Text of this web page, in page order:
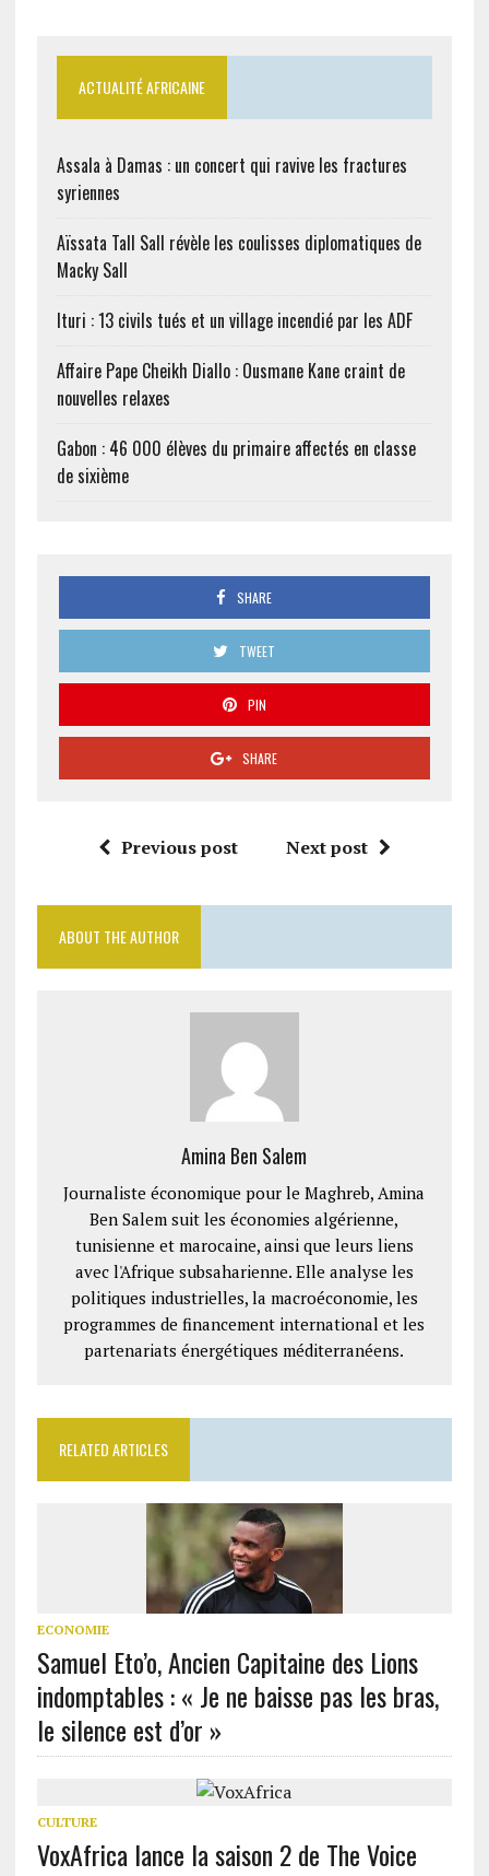
ACTUALITÉ AFRICAINE
Assala à Damas : un concert qui ravive les fractures
syriennes
Aïssata Tall Sall révèle les coulisses diplomatiques de
Macky Sall
Ituri : 13 civils tués et un village incendié par les ADF
Affaire Pape Cheikh Diallo : Ousmane Kane craint de
nouvelles relaxes
Gabon : 46 000 élèves du primaire affectés en classe
de sixième
SHARE
TWEET
PIN
SHARE
Previous post Next post
ABOUT THE AUTHOR
Amina Ben Salem
Journaliste économique pour le Maghreb, Amina
Ben Salem suit les économies algérienne,
tunisienne et marocaine, ainsi que leurs liens
avec l'Afrique subsaharienne. Elle analyse les
politiques industrielles, la macroéconomie, les
programmes de financement international et les
partenariats énergétiques méditerranéens.
RELATED ARTICLES
ECONOMIE
Samuel Eto’o, Ancien Capitaine des Lions
indomptables : « Je ne baisse pas les bras,
le silence est d’or »
CULTURE
VoxAfrica lance la saison 2 de The Voice